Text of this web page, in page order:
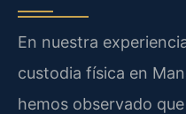
En nuestra
custodia física en
hemos observado